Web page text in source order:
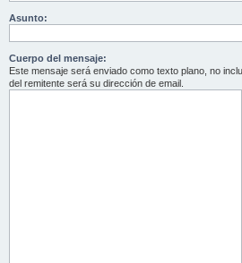
Asunto:
Cuerpo del mensaje:
Este mensaje será enviado como texto plano, no
del remitente será su dirección de email.